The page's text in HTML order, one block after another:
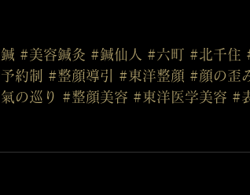
#美容鍼灸 #鍼仙人 #六町 #北千住
約制 #整顔導引 #東洋整顔 #顔の歪
の巡り #整顔美容 #東洋医学美容 #